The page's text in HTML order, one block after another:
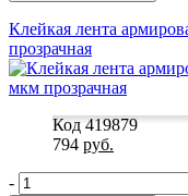
Клейкая лента
прозрачная
Код 419879
794 руб.
-